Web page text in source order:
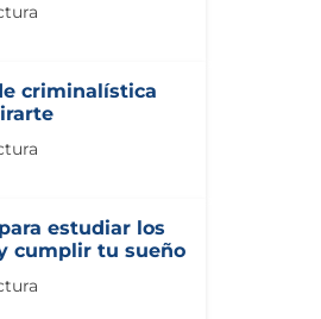
criminalística
estudiar los
cumplir tu sueño